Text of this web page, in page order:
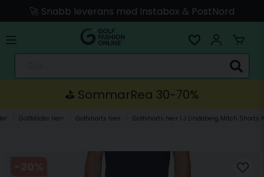
🚀 Snabb leverans med Instabox & PostNord
🛍️ Betala med Swish, Apple Pay, Kort & Faktura
🚚 Skickas direkt från lagret i Linköping
⛳️ SommarRea 30-70%
Golfkläder Herr Golfshorts herr Golfshorts herr I J Lindeberg Mitch Shorts